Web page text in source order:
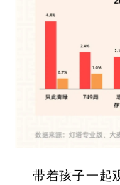
带着孩子一起